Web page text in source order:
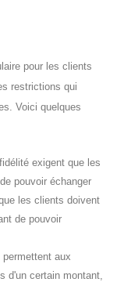
pour les clients
restrictions qui
Voici quelques
exigent que les
pouvoir échanger
les clients doivent
de pouvoir
aux
d'un certain montant,